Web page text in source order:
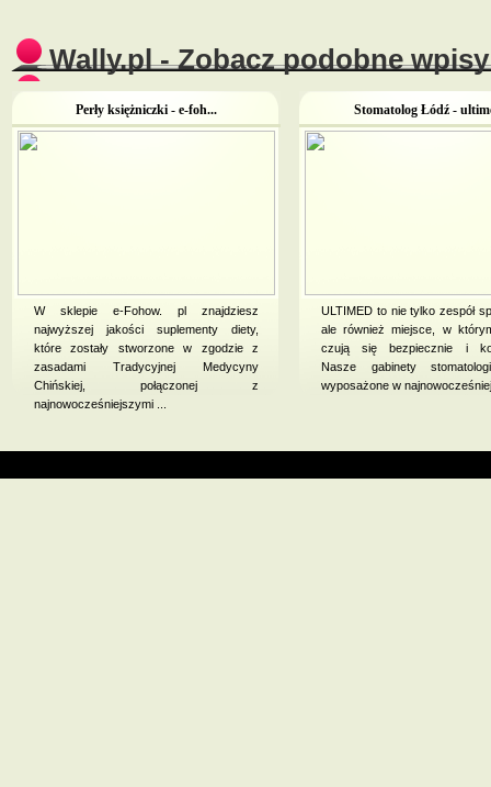
Wally.pl - Zobacz podobne
Perły księżniczki - e-foh...
W sklepie e-Fohow. pl znajdziesz
najwyższej jakości suplementy diety,
które zostały stworzone w zgodzie z
zasadami Tradycyjnej Medycyny
Chińskiej, połączonej z
najnowocześniejszymi ...
Stomatolog Łódź -
ULTIMED to nie tylko zespół
ale również miejsce, w
czują się bezpiecznie i
Nasze gabinety
wyposażone w